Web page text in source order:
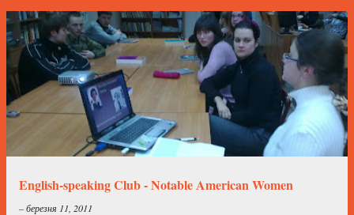
English-speaking Club - Notable American Women
–березня 11, 2011